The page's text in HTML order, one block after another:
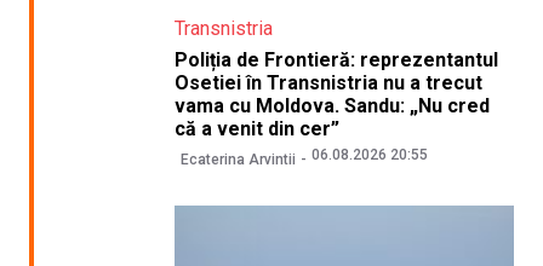
Transnistria
Poliția de Frontieră: reprezentantul
Osetiei în Transnistria nu a trecut
vama cu Moldova. Sandu: „Nu cred
că a venit din cer”
Ecaterina Arvintii 06.08.2026 20:55